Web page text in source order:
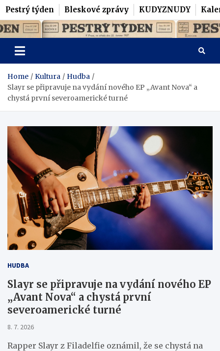
Pestrý týden Bleskové zprávy KUDYZNUDY
Skip
to
content
Pestrý Týden
Home Kultura
Hudba
Slayr se připravuje na vydání nového EP „Avant Nova“ a
chystá první severoamerické turné
HUDBA
Slayr se připravuje na vydání nového EP
„Avant Nova“ a chystá první
severoamerické turné
8. 7. 2026
Rapper Slayr z Filadelfie oznámil, že se chystá na